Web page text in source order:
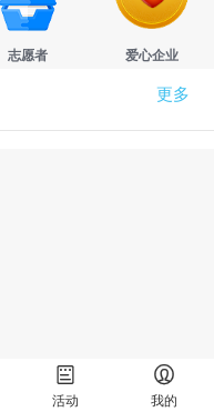
活动 我的
志愿者 爱心企业
更多